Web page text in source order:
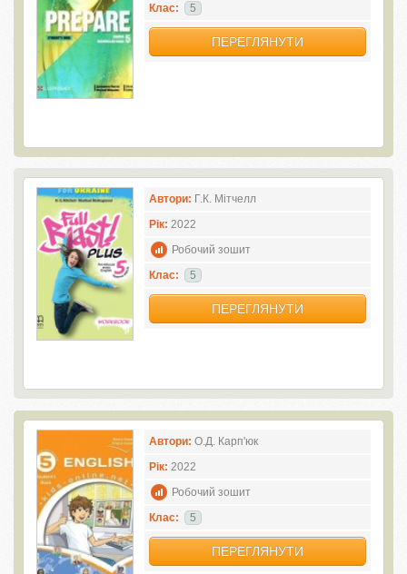
Клас:
5
ПЕРЕГЛЯНУТИ
Автори: Г.К. Мітчелл
Рік: 2022
Робочий зошит
Клас:
5
ПЕРЕГЛЯНУТИ
Автори: О.Д. Карп'юк
Рік: 2022
Робочий зошит
Клас:
5
ПЕРЕГЛЯНУТИ